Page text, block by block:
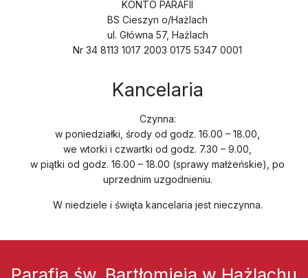
KONTO PARAFII
BS Cieszyn o/Hażlach
ul. Główna 57, Hażlach
Nr 34 8113 1017 2003 0175 5347 0001
Kancelaria
Czynna:
w poniedziałki, środy od godz. 16.00 – 18.00,
we wtorki i czwartki od godz. 7.30 – 9.00,
w piątki od godz. 16.00 – 18.00 (sprawy małżeńskie), po
uprzednim uzgodnieniu.
W niedziele i święta kancelaria jest nieczynna.